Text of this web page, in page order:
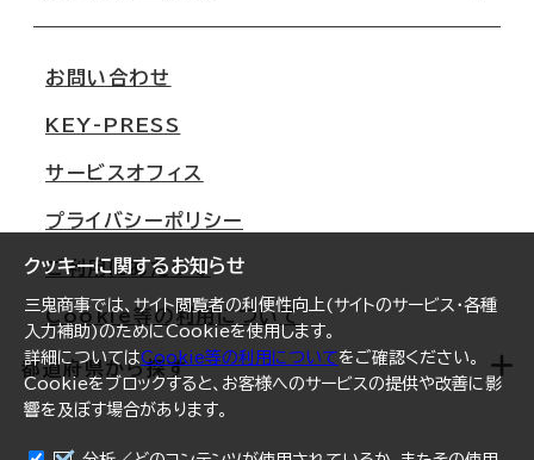
クッキーに関するお知らせ
三鬼商事では、サイト閲覧者の利便性向上(サイトのサービス・各種
入力補助)のためにCookieを使用します。
詳細についてはCookie等の利用についてをご確認ください。
Cookieをブロックすると、お客様へのサービスの提供や改善に影
響を及ぼす場合があります。
移転スケジュール
オフィス移転Q&A
大阪
名古屋
札幌
仙台
横浜
福岡
オフィスリポート
ログイン
お問い合わせ
KEY-PRESS
サービスオフィス
プライバシーポリシー
ご利用にあたって
Cookie等の利用について
都道府県から探す